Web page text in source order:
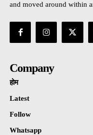
and moved around within
Company
होम
Latest
Follow
Whatsapp